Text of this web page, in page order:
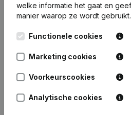
02-06-2026
Rubriek
welke informatie het gaat en
manier waarop ze wordt gebruikt.
Functionele cookies
Marketing cookies
Voorkeurscookies
Analytische cookies